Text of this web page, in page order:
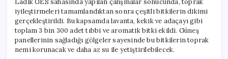
iyileştirmeleri tamamlandıktan sonra çeşitli bitkilerin dikimi
gerçekleştirildi. Bu kapsamda lavanta, kekik ve adaçayı gibi
toplam 3 bin 300 adet tıbbi ve aromatik bitki ekildi. Güneş
panellerinin sağladığı gölgeler sayesinde bu bitkilerin toprak
nemi korunacak ve daha az su ile yetiştirilebilecek.